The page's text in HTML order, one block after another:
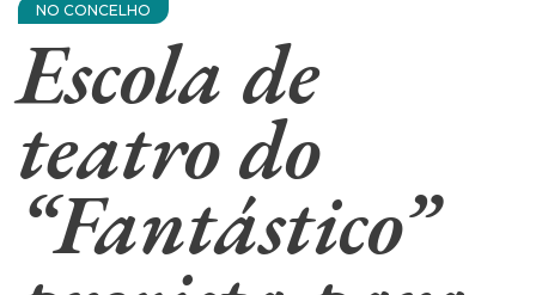
NO CONCELHO
Escola de
teatro do
“Fantástico”